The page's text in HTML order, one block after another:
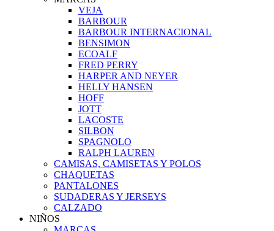
VEJA
BARBOUR
BARBOUR INTERNACIONAL
BENSIMON
ECOALF
FRED PERRY
HARPER AND NEYER
HELLY HANSEN
HOFF
JOTT
LACOSTE
SILBON
SPAGNOLO
RALPH LAUREN
CAMISAS, CAMISETAS Y POLOS
CHAQUETAS
PANTALONES
SUDADERAS Y JERSEYS
CALZADO
NIÑOS